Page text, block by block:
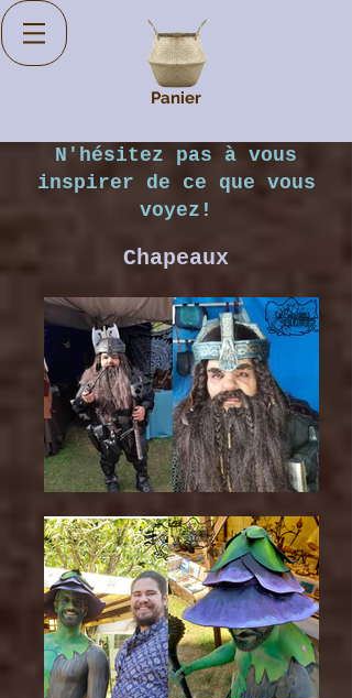
Panier
N'hésitez pas à vous
inspirer de ce que vous
voyez!
Chapeaux